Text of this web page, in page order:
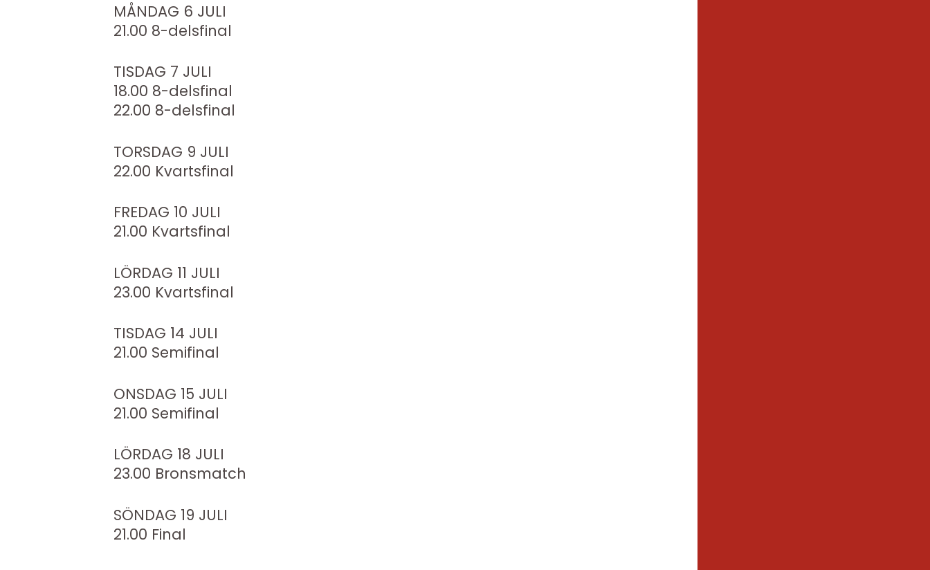
MÅNDAG 6 JULI
21.00 8-delsfinal
TISDAG 7 JULI
18.00 8-delsfinal
22.00 8-delsfinal
TORSDAG 9 JULI
22.00 Kvartsfinal
FREDAG 10 JULI
21.00 Kvartsfinal
LÖRDAG 11 JULI
23.00 Kvartsfinal
TISDAG 14 JULI
21.00 Semifinal
ONSDAG 15 JULI
21.00 Semifinal
LÖRDAG 18 JULI
23.00 Bronsmatch
SÖNDAG 19 JULI
21.00 Final